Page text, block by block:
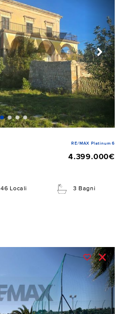
RE/MAX Platinum 6
4.399.000€
46 Locali 3 Bagni